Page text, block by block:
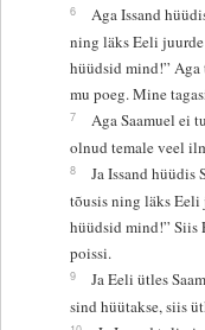
6
Aga Issand
ning läks Eeli
hüüdsid mind!” Aga
mu poeg. Mine
7
Aga Saamuel ei
olnud temale veel
8
Ja Issand hüüdis
tõusis ning läks Eeli
hüüdsid mind!” Siis
poissi.
9
Ja Eeli ütles
sind hüütakse, siis